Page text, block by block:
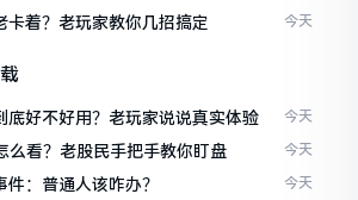
着？老玩家教你几招搞定 今天
好不好用？老玩家说说真实体验 今天
么看？老股民手把手教你盯盘 今天
：普通人该咋办？ 今天